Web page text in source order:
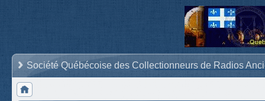
Société Québécoise des Collectionneurs de Radios